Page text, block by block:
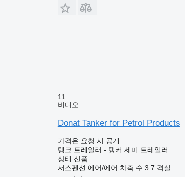
11
비디오
Donat Tanker for Petrol Products
가격은 요청 시 공개
탱크 트레일러 - 탱커 세미 트레일러
상태 신품
서스펜션 에어/에어 차축 수 3 7 격실